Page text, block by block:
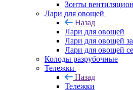
Зонты
Лари для овощей
Назад
Лари для овощей
Лари для овощей
Лари для овощей
Колоды разрубочные
Тележки
Назад
Тележки